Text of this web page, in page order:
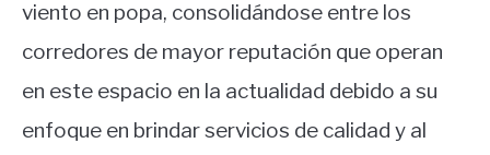
viento en popa, consolidándose entre los
corredores de mayor reputación que operan
en este espacio en la actualidad debido a su
enfoque en brindar servicios de calidad y al